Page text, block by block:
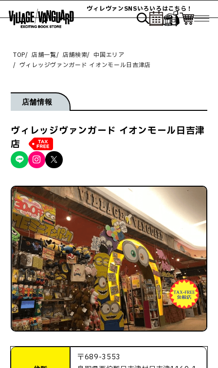
ヴィレヴァンSNSいろいろはこちら！
TOP 店舗一覧 店舗検索
中国エリア
ヴィレッジヴァンガード イオンモール日吉津店
店舗情報
ヴィレッジヴァンガード イオンモール日吉津
店
〒689-3553